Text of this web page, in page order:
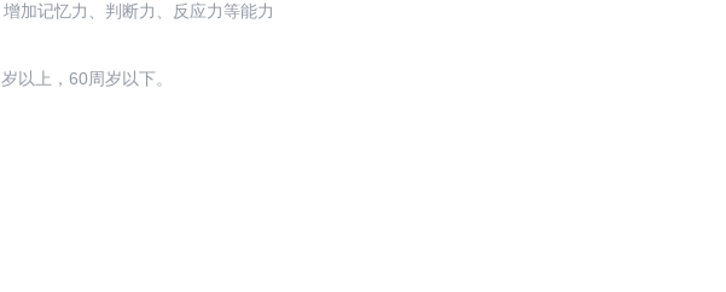
加记忆力、判断力、反应力等能力
以上，60周岁以下。